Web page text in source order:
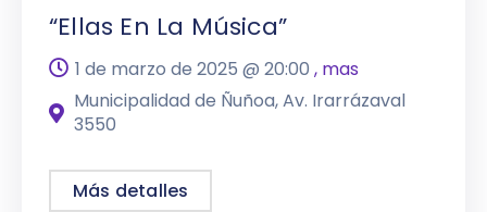
“Ellas En La Música”
1 de marzo de 2025 @ 20:00 , mas
Municipalidad de Ñuñoa, Av. Irarrázaval
3550
Más detalles